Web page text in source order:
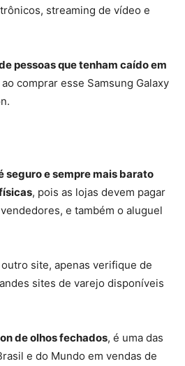
streaming de vídeo e
pessoas que tenham caído em
comprar esse Samsung Galaxy
seguro e sempre mais barato
, pois as lojas devem pagar
e também o aluguel
site, apenas verifique de
sites de varejo disponíveis
de olhos fechados, é uma das
e do Mundo em vendas de